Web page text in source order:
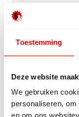
Toestemming
Deze website
We gebruiken
personaliseren,
en om ons